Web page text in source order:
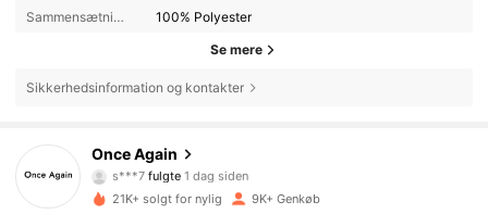
Sammensætning:
100% Polyester
Se mere
Sikkerhedsinformation og kontakter
Once Again
s***7fulgte 1 dag siden
gennemser
4.80
4.1K Følgere
21K+ solgt for nylig 9K+ Genkøb